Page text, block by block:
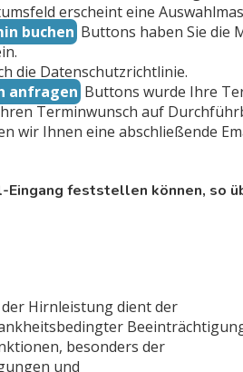
erscheint eine
buchen Buttons haben Sie die
die Datenschutzrichtlinie.
anfragen Buttons wurde Ihre
Terminwunsch auf
wir Ihnen eine abschließende
feststellen können, so
Hirnleistung dient der
besonders der
und